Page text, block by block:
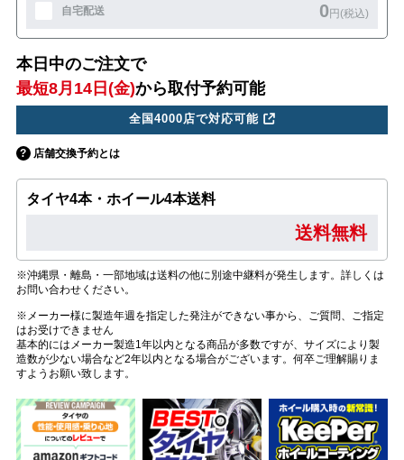
自宅配送 0円(税込)
本日中のご注文で
最短8月14日(金)から取付予約可能
全国4000店で対応可能
店舗交換予約とは
タイヤ4本・ホイール4本送料
送料無料
※沖縄県・離島・一部地域は送料の他に別途中継料が発生します。詳しくは
お問い合わせください。
※メーカー様に製造年週を指定した発注ができない事から、ご質問、ご指定
はお受けできません
基本的にはメーカー製造1年以内となる商品が多数ですが、サイズにより製
造数が少ない場合など2年以内となる場合がございます。何卒ご理解賜りま
すようお願い致します。